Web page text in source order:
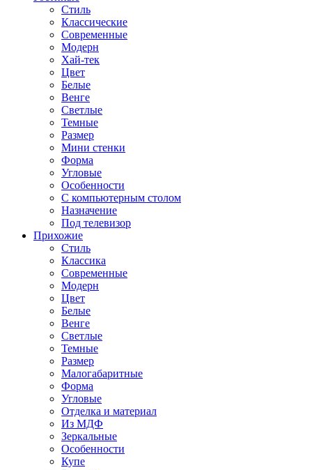
Стиль
Классические
Современные
Модерн
Хай-тек
Цвет
Белые
Венге
Светлые
Темные
Размер
Мини стенки
Форма
Угловые
Особенности
С компьютерным столом
Назначение
Под телевизор
Прихожие
Стиль
Классика
Современные
Модерн
Цвет
Белые
Венге
Светлые
Темные
Размер
Малогабаритные
Форма
Угловые
Отделка и материал
Из МДФ
Зеркальные
Особенности
Купе